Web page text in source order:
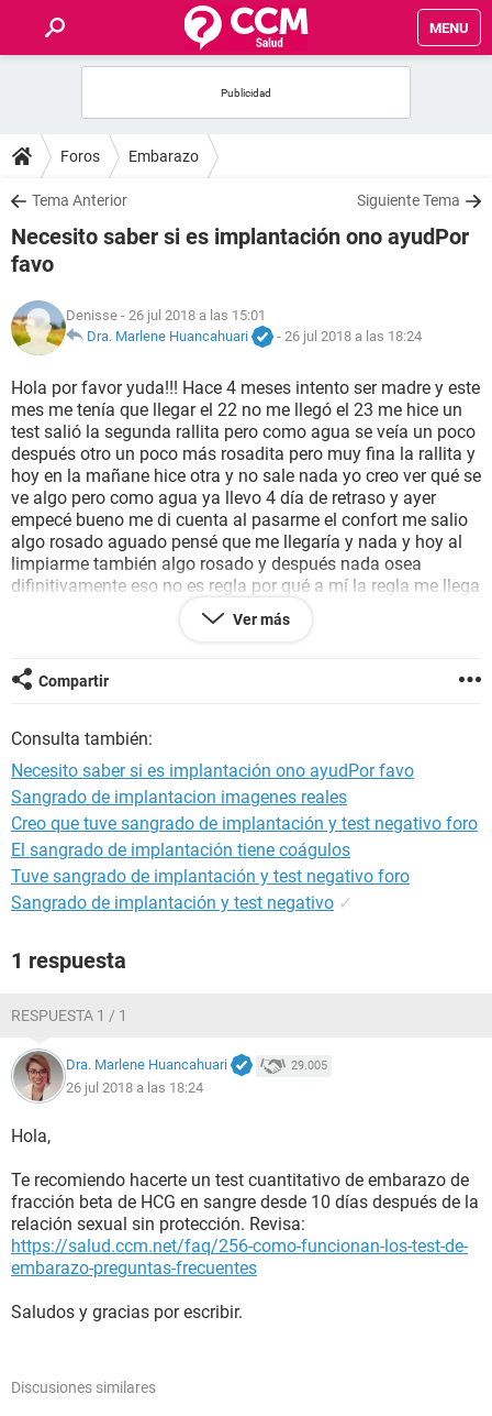
MENU
FOROS
SALUD
FAMILIA
NUTRICIÓN
SEXUALIDAD
GLOSARIO
Foros Embarazo
Tema Anterior Siguiente Tema
Necesito saber si es implantación ono ayudPor
favo
Denisse - 26 jul 2018 a las 15:01
Dra. Marlene Huancahuari
- 26 jul 2018 a las 18:24
Hola por favor yuda!!! Hace 4 meses intento ser madre y este
mes me tenía que llegar el 22 no me llegó el 23 me hice un
test salió la segunda rallita pero como agua se veía un poco
después otro un poco más rosadita pero muy fina la rallita y
hoy en la mañane hice otra y no sale nada yo creo ver qué se
ve algo pero como agua ya llevo 4 día de retraso y ayer
empecé bueno me di cuenta al pasarme el confort me salio
algo rosado aguado pensé que me llegaría y nada y hoy al
limpiarme también algo rosado y después nada osea
difinitivamente eso no es regla por qué a mí la regla me llega
bastastaste y ahora estos poco como igual cuando se corta
pero Nose que hacer hoy me salio el tes casi negativo diria
dudoso que área será la implantación lo que me estará
pasando ayuda por favor con sus experiencias gracias!!!!!!!
Ver más
Compartir
Consulta también:
Necesito saber si es implantación ono ayudPor favo
Sangrado de implantacion imagenes reales
Creo que tuve sangrado de implantación y test negativo foro
El sangrado de implantación tiene coágulos
Tuve sangrado de implantación y test negativo foro
Sangrado de implantación y test negativo ✓
1 respuesta
RESPUESTA 1 / 1
Dra. Marlene Huancahuari 29.005
26 jul 2018 a las 18:24
Hola,
Te recomiendo hacerte un test cuantitativo de embarazo de
fracción beta de HCG en sangre desde 10 días después de la
relación sexual sin protección. Revisa:
https://salud.ccm.net/faq/256-como-funcionan-los-test-de-
embarazo-preguntas-frecuentes
Saludos y gracias por escribir.
Discusiones similares